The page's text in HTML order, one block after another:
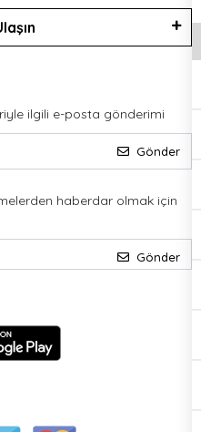
ilgili e-posta gönderimi
Gönder
haberdar olmak için
Gönder